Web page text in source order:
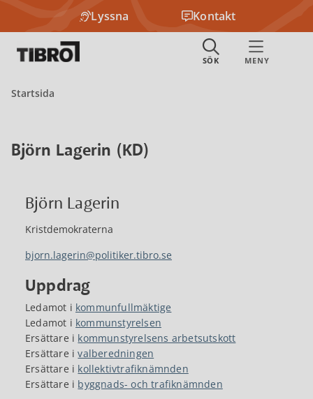
Lyssna Kontakt
Startsida
Björn Lagerin (KD)
Björn Lagerin
Kristdemokraterna
bjorn.lagerin@politiker.tibro.se
Uppdrag
Ledamot i kommunfullmäktige
Ledamot i kommunstyrelsen
Ersättare i kommunstyrelsens arbetsutskott
Ersättare ivalberedningen
Ersättare i kollektivtrafiknämnden
Ersättare i byggnads- och trafiknämnden